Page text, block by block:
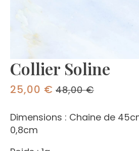
Collier Soline
48,00€
ORIGINAL
WAS:
48,00 €.
25,00 €
CURRENT
IS:
25,00 €.
Dimensions : Chaine de
0,8cm